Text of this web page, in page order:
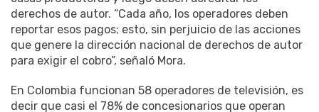
derechos de autor. “Cada año, los operadores deben
reportar esos pagos; esto, sin perjuicio de las acciones
que genere la dirección nacional de derechos de autor
para exigir el cobro”, señaló Mora.
En Colombia funcionan 58 operadores de televisión, es
decir que casi el 78% de concesionarios que operan